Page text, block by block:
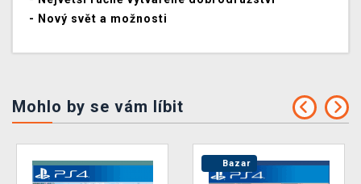
- Nový svět a možnosti
Mohlo by se vám líbit
Bazar